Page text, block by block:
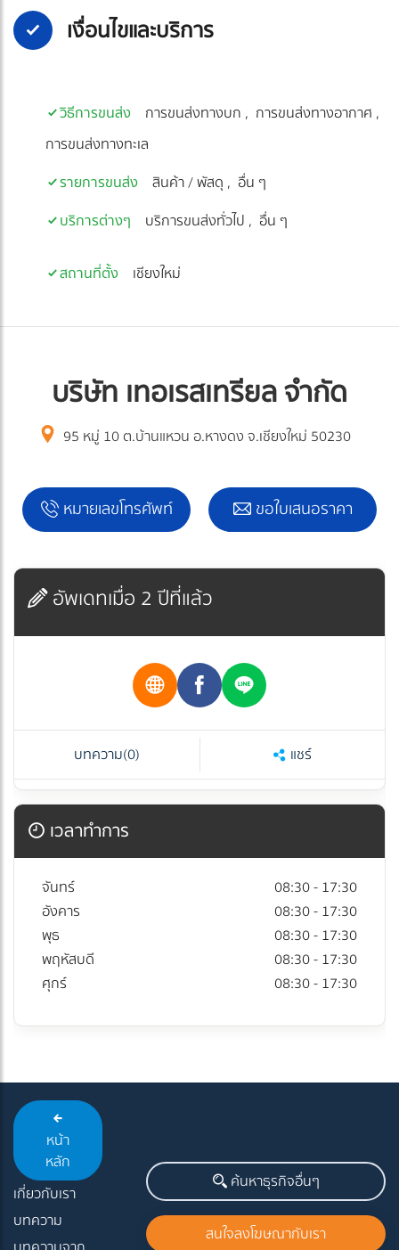
เงื่อนไขและบริการ
วิธีการขนส่ง การขนส่งทางบก
การขนส่งทางอากาศ
การขนส่งทางทะเล
รายการขนส่ง
สินค้า / พัสดุ
อื่น ๆ
บริการต่างๆ
บริการขนส่งทั่วไป อื่น ๆ
สถานที่ตั้ง เชียงใหม่
บริษัท เทอเรสเทรียล จำกัด
95 หมู่ 10 ต.บ้านแหวน อ.หางดง จ.เชียงใหม่ 50230
หมายเลขโทรศัพท์ ขอใบเสนอราคา
อัพเดทเมื่อ 2 ปีที่แล้ว
บทความ(0) แชร์
เวลาทำการ
จันทร์
08:30 - 17:30
อังคาร
08:30 - 17:30
พุธ
08:30 - 17:30
พฤหัสบดี
08:30 - 17:30
ศุกร์
08:30 - 17:30
หน้า
หลัก
เกี่ยวกับเรา
บทความ
ค้นหาธุรกิจอื่นๆ
สนใจลงโฆษณากับเรา